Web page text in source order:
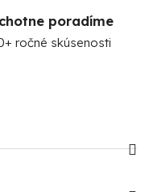
poradíme
ročné skúsenosti